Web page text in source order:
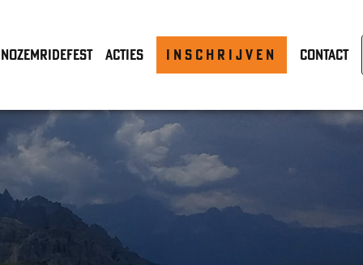
NozemRideFest Acties INSCHRIJVEN Contact